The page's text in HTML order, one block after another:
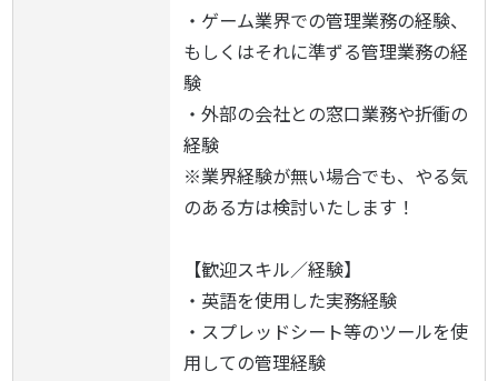
・ゲーム業界での管理業務の経験、
もしくはそれに準ずる管理業務の経
験
・外部の会社との窓口業務や折衝の
経験
※業界経験が無い場合でも、やる気
のある方は検討いたします！
【歓迎スキル／経験】
・英語を使用した実務経験
・スプレッドシート等のツールを使
用しての管理経験